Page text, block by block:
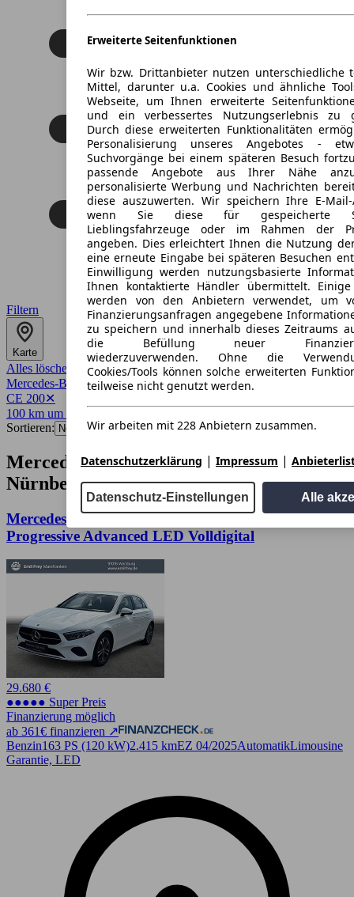
Erweiterte Seitenfunktionen
Wir bzw. Drittanbieter nutzen unterschiedliche
Mittel, darunter u.a. Cookies und ähnliche
Webseite, um Ihnen erweiterte
und ein verbessertes Nutzungserlebnis zu
Durch diese erweiterten Funktionalitäten
Personalisierung unseres Angebotes -
Suchvorgänge bei einem späteren Besuch
passende Angebote aus Ihrer Nähe
personalisierte Werbung und Nachrichten
diese auszuwerten. Wir speichern Ihre E-Mail-
wenn Sie diese für gespeicherte
Lieblingsfahrzeuge oder im Rahmen der
angeben. Dies erleichtert Ihnen die Nutzung
eine erneute Eingabe bei späteren Besuchen
Einwilligung werden nutzungsbasierte
Ihnen kontaktierte Händler übermittelt. Einige
werden von den Anbietern verwendet, um
Finanzierungsanfragen angegebene
zu speichern und innerhalb dieses Zeitraums
die Befüllung neuer
wiederzuverwenden. Ohne die
Cookies/Tools können solche erweiterten
teilweise nicht genutzt werden.
Wir arbeiten mit 228 Anbietern zusammen.
Datenschutzerklärung | Impressum |
Datenschutz-Einstellungen Alle
Filtern
Karte
Alles löschen
Mercedes-Benz
✕
CE 200✕
100 km um 90402
Sortieren:
Mercedes-Benz CE 200 Angebote in
Nürnberg
Mercedes-Benz CE 200 MERCEDES BENZ A 200
Progressive Advanced LED Volldigital
29.680 €
●●●●● Super Preis
Finanzierung möglich
ab 361€ finanzieren ↗
Benzin163 PS (120 kW)2.415 kmEZ 04/2025AutomatikLimousine
Garantie, LED